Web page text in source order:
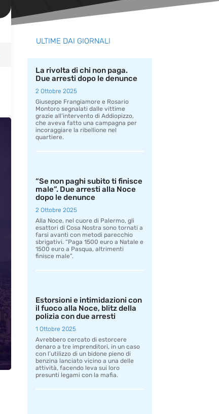
ULTIME DAI GIORNALI
La rivolta di chi non paga.
Due arresti dopo le denunce
2 Ottobre 2025
Giuseppe Frangiamore e Rosario
Montoro segnalati dalle vittime
grazie all’intervento di Addiopizzo,
che aveva fatto una campagna per
incoraggiare la ribellione nel
quartiere.
“Se non paghi subito ti finisce
male”. Due arresti alla Noce
dopo le denunce
2 Ottobre 2025
Alla Noce, nel cuore di Palermo, gli
esattori di Cosa Nostra sono tornati a
farsi avanti con metodi parecchio
sbrigativi. “Paga 1500 euro a Natale e
1500 euro a Pasqua, altrimenti
finisce male”.
Estorsioni e intimidazioni con
il fuoco alla Noce, blitz della
polizia con due arresti
1 Ottobre 2025
Avrebbero cercato di estorcere
denaro a tre imprenditori, in un caso
con l’utilizzo di un bidone pieno di
benzina lanciato vicino a una delle
attività, facendo leva sui loro
presunti legami con la mafia.